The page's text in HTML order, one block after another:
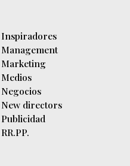
Inspiradores
Management
Marketing
Medios
Negocios
New directors
Publicidad
RR.PP.